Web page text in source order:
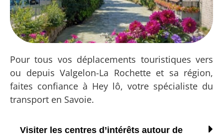
Pour tous vos déplacements touristiques vers
ou depuis Valgelon-La Rochette et sa région,
faites confiance à Hey lô, votre spécialiste du
transport en Savoie.
Visiter les centres d’intérêts autour de